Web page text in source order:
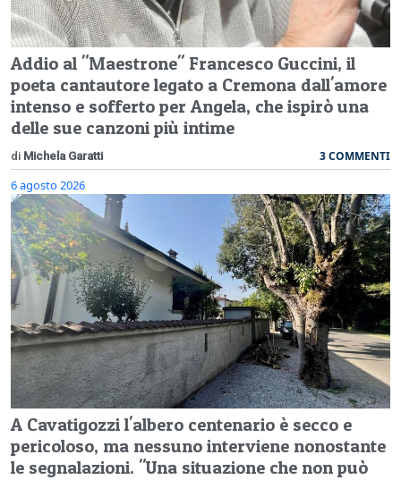
Addio al "Maestrone" Francesco Guccini, il
poeta cantautore legato a Cremona dall'amore
intenso e sofferto per Angela, che ispirò una
delle sue canzoni più intime
di Michela Garatti 3 COMMENTI
6 agosto 2026
A Cavatigozzi l'albero centenario è secco e
pericoloso, ma nessuno interviene nonostante
le segnalazioni. "Una situazione che non può